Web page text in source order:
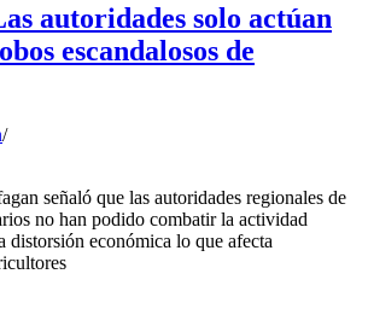
autoridades solo actúan
escandalosos de
señaló que las autoridades regionales de
no han podido combatir la actividad
distorsión económica lo que afecta